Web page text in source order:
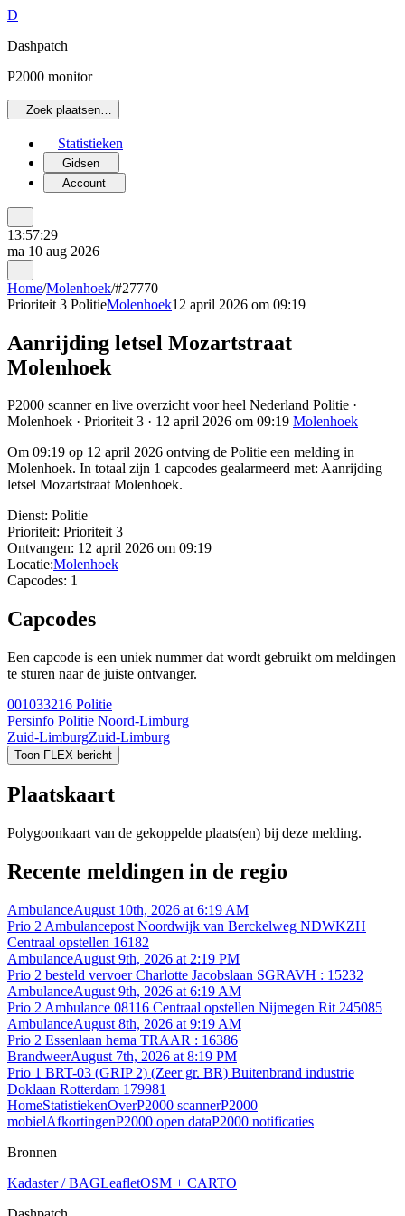
D
Dashpatch
P2000 monitor
Zoek plaatsen…
Statistieken
Gidsen
Account
13:57:29
ma 10 aug 2026
Home/Molenhoek/#27770
Prioriteit 3 PolitieMolenhoek12 april 2026 om 09:19
Aanrijding letsel Mozartstraat
Molenhoek
P2000 scanner en live overzicht voor heel Nederland Politie ·
Molenhoek · Prioriteit 3 · 12 april 2026 om 09:19 Molenhoek
Om 09:19 op 12 april 2026 ontving de Politie een melding in
Molenhoek. In totaal zijn 1 capcodes gealarmeerd met: Aanrijding
letsel Mozartstraat Molenhoek.
Dienst: Politie
Prioriteit: Prioriteit 3
Ontvangen: 12 april 2026 om 09:19
Locatie:Molenhoek
Capcodes: 1
Capcodes
Een capcode is een uniek nummer dat wordt gebruikt om meldingen
te sturen naar de juiste ontvanger.
001033216 Politie
Persinfo Politie Noord-Limburg
Zuid-LimburgZuid-Limburg
Toon FLEX bericht
Plaatskaart
Polygoonkaart van de gekoppelde plaats(en) bij deze melding.
Recente meldingen in de regio
AmbulanceAugust 10th, 2026 at 6:19 AM
Prio 2 Ambulancepost Noordwijk van Berckelweg NDWKZH
Centraal opstellen 16182
AmbulanceAugust 9th, 2026 at 2:19 PM
Prio 2 besteld vervoer Charlotte Jacobslaan SGRAVH : 15232
AmbulanceAugust 9th, 2026 at 6:19 AM
Prio 2 Ambulance 08116 Centraal opstellen Nijmegen Rit 245085
AmbulanceAugust 8th, 2026 at 9:19 AM
Prio 2 Essenlaan hema TRAAR : 16386
BrandweerAugust 7th, 2026 at 8:19 PM
Prio 1 BRT-03 (GRIP 2) (Zeer gr. BR) Buitenbrand industrie
Doklaan Rotterdam 179981
HomeStatistiekenOverP2000 scannerP2000
mobielAfkortingenP2000 open dataP2000 notificaties
Bronnen
Kadaster / BAGLeafletOSM + CARTO